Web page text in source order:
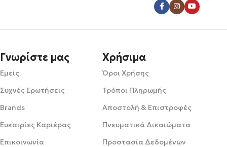
Γνωρίστε μας
Εμείς
Συχνές Ερωτήσεις
Brands
Ευκαιρίες Καριέρας
Επικοινωνία
Χρήσιμα
Όροι Χρήσης
Τρόποι Πληρωμής
Αποστολή & Επιστροφές
Πνευματικά Δικαιώματα
Προστασία Δεδομένων